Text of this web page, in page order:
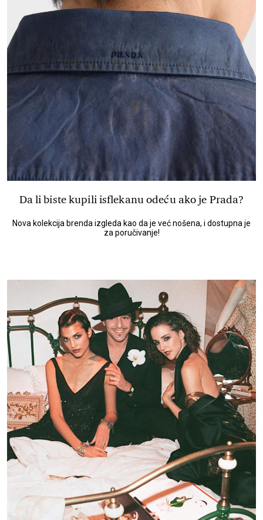
Da li biste kupili isflekanu odeću ako je Prada?
Nova kolekcija brenda izgleda kao da je već nošena, i dostupna je
za poručivanje!